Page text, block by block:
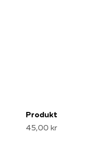
Produkt
45,00 kr